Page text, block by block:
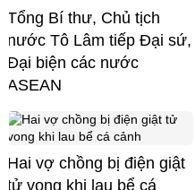
Tổng Bí thư, Chủ tịch
nước Tô Lâm tiếp Đại sứ,
Đại biện các nước
ASEAN
Hai vợ chồng bị điện giật
tử vong khi lau bể cá